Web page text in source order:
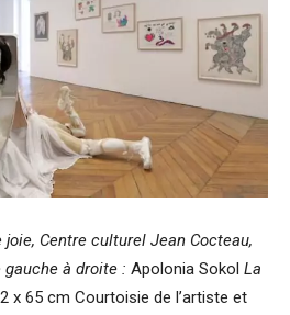
joie, Centre culturel Jean Cocteau,
gauche à droite : Apolonia Sokol La
x 65 cm Courtoisie de l’artiste et